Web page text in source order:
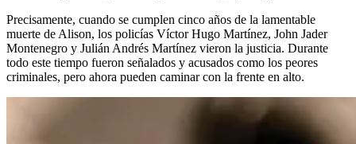
Precisamente, cuando se cumplen cinco años de la lamentable
muerte de Alison, los policías Víctor Hugo Martínez, John Jader
Montenegro y Julián Andrés Martínez vieron la justicia. Durante
todo este tiempo fueron señalados y acusados como los peores
criminales, pero ahora pueden caminar con la frente en alto.